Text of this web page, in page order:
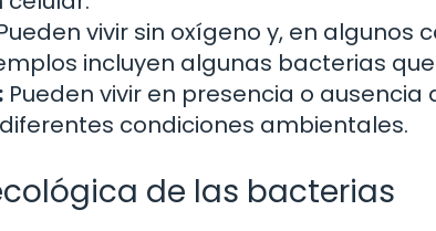
vivir sin oxígeno y, en algunos
incluyen algunas bacterias
Pueden vivir en presencia o
condiciones ambientales.
de las bacterias